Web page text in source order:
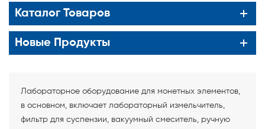
Каталог Товаров
Новые Продукты
Лабораторное оборудование для монетных элементов,
в основном, включает лабораторный измельчитель,
фильтр для суспензии, вакуумный смеситель, ручную